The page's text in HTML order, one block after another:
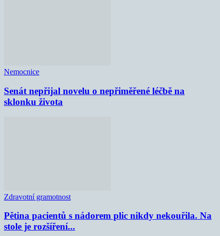
Nemocnice
Senát nepřijal novelu o nepřiměřené léčbě na
sklonku života
Zdravotní gramotnost
Pětina pacientů s nádorem plic nikdy nekouřila. Na
stole je rozšíření...